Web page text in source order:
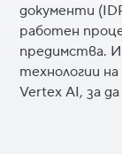
документи
работен
предимства.
технологии
Vertex AI, за